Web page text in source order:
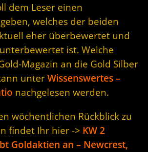
dem Leser einen
welches der beiden
eher überbewertet und
ist. Welche
Magazin an die Gold Silber
unter Wissenswertes –
nachgelesen werden.
wöchentlichen Rückblick zu
findet Ihr hier -> KW 2
Goldaktien an – Newcrest,